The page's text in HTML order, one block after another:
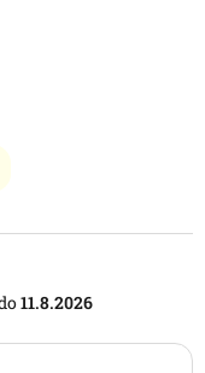
11.8.2026